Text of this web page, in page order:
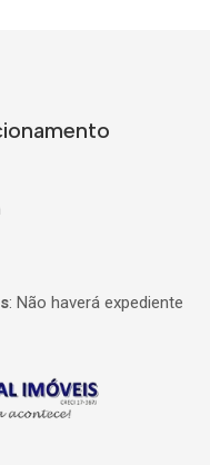
: Não haverá expediente